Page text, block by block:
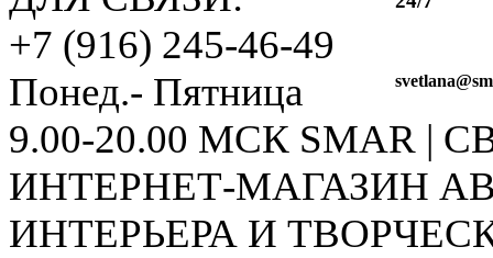
svetlana
+7 (916) 245-46-49
Понед.- Пятница
9.00-20.00 МСК SMAR |
ИНТЕРНЕТ-МАГАЗИН
ИНТЕРЬЕРА И